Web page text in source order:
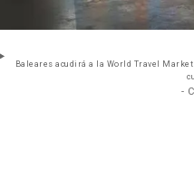
Baleares acudirá a la World Travel
-